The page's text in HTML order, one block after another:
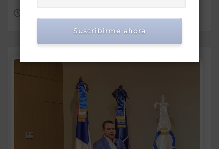
Suscribirme ahora